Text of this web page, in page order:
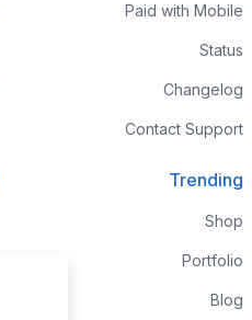
Paid with Mobile
Status
Changelog
Contact Support
Trending
Shop
Portfolio
Blog